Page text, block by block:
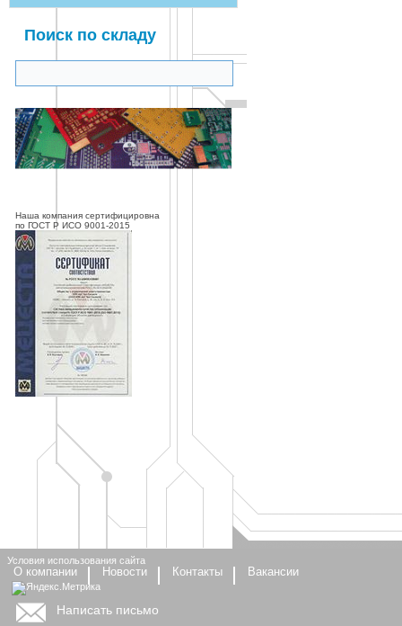
Поиск по складу
Наша компания сертифицировна
по ГОСТ Р ИСО 9001-2015
О компании Новости Контакты Вакансии
Написать письмо
Условия использования сайта